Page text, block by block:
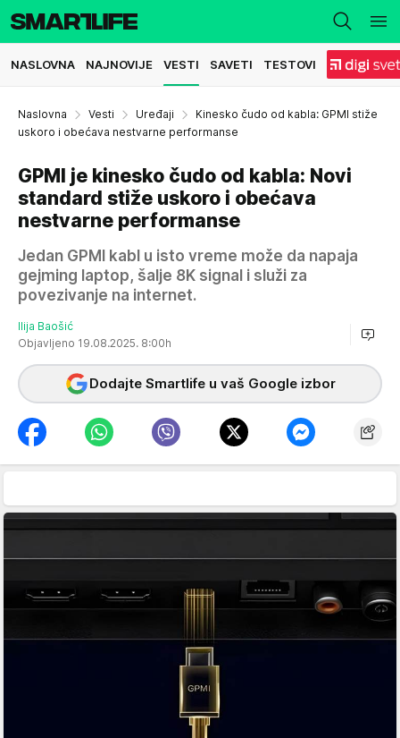
NASLOVNA NAJNOVIJE VESTI SAVETI TESTOVI
Naslovna Vesti Uređaji
Kinesko čudo od kabla: GPMI stiže
uskoro i obećava nestvarne performanse
GPMI je kinesko čudo od kabla: Novi
standard stiže uskoro i obećava
nestvarne performanse
Jedan GPMI kabl u isto vreme može da napaja
gejming laptop, šalje 8K signal i služi za
povezivanje na internet.
Ilija Baošić
Objavljeno 19.08.2025. 8:00h
Dodajte Smartlife u vaš Google izbor